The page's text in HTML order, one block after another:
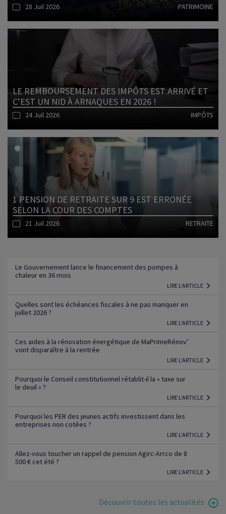
28 Juil 2026 PATRIMOINE
LE REMBOURSEMENT DES IMPÔTS EST ARRIVÉ ET
C’EST UN NID À ARNAQUES EN 2026 !
24 Juil 2026 IMPÔTS
Lire l'article
1 PENSION DE RETRAITE SUR 9 EST ERRONÉE
SELON LA COUR DES COMPTES
21 Juil 2026 RETRAITE
Le Gouvernement lance le financement des pompes à
chaleur en 36 mois
LIRE L'ARTICLE
Quelles sont les échéances fiscales à ne pas manquer en
juillet 2026 ?
LIRE L'ARTICLE
Ces aides à la rénovation énergétique de MaPrimeRénov’
vont disparaître à la rentrée
LIRE L'ARTICLE
Pourquoi le Conseil constitutionnel rétablit-il la « taxe sur
le deuil » ?
LIRE L'ARTICLE
Pourquoi les PER des jeunes actifs investissent dans les
entreprises non cotées ?
LIRE L'ARTICLE
Allez-vous toucher un rappel de pension Agirc-Arrco de 8
500 € cet été ?
LIRE L'ARTICLE
Découvrir toutes les actualités